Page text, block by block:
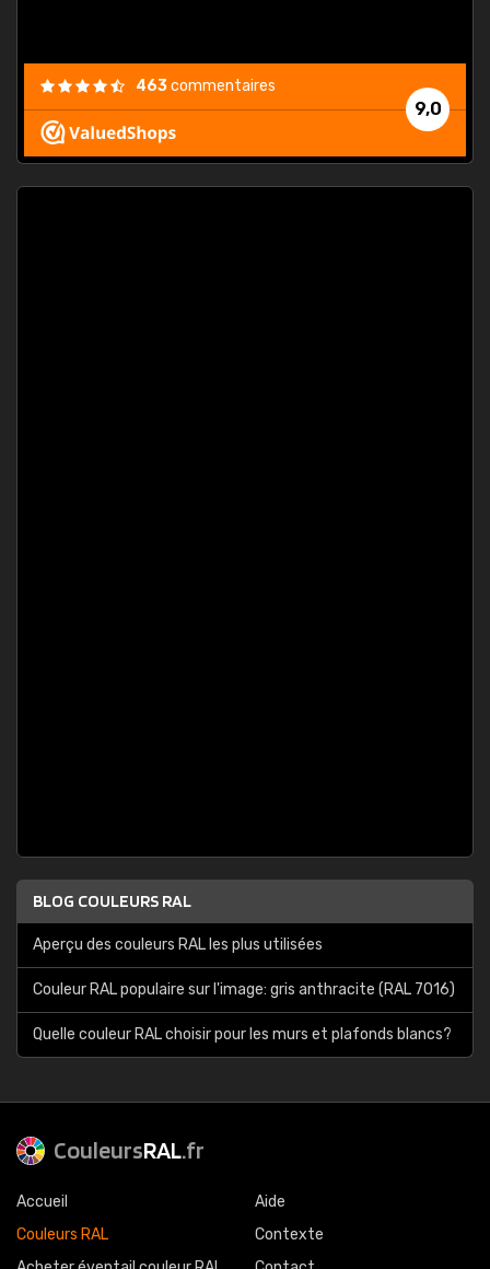
9,0
463commentaires
BLOG COULEURS RAL
Aperçu des couleurs RAL les plus utilisées
Couleur RAL populaire sur l'image: gris anthracite (RAL 7016)
Quelle couleur RAL choisir pour les murs et plafonds blancs?
CouleursRAL.fr
Accueil
Couleurs RAL
Aide
Contexte